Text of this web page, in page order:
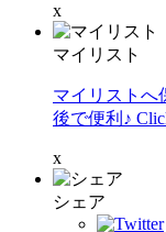
x
マイリスト
マイリストへ
後で便利♪
x
シェア